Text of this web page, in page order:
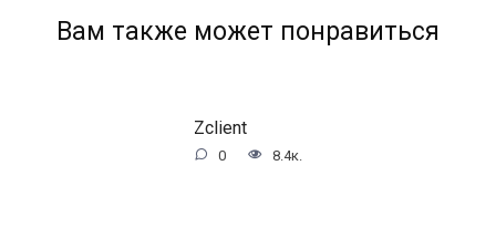
Вам также может понравиться
Zclient
0 8.4к.